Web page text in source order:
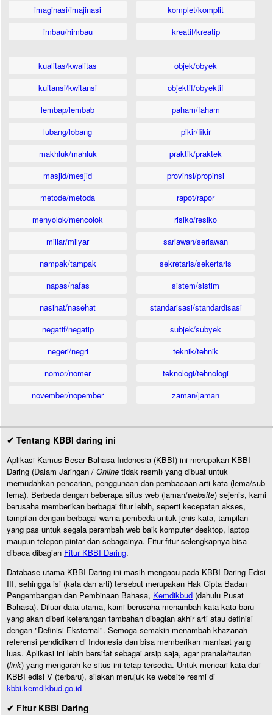
imaginasi/imajinasi
imbau/himbau
komplet/komplit
kreatif/kreatip
kualitas/kwalitas
kuitansi/kwitansi
lembap/lembab
lubang/lobang
makhluk/mahluk
masjid/mesjid
metode/metoda
menyolok/mencolok
miliar/milyar
nampak/tampak
napas/nafas
nasihat/nasehat
negatif/negatip
negeri/negri
nomor/nomer
november/nopember
objek/obyek
objektif/obyektif
paham/faham
pikir/fikir
praktik/praktek
provinsi/propinsi
rapot/rapor
risiko/resiko
sariawan/seriawan
sekretaris/sekertaris
sistem/sistim
standarisasi/standardisasi
subjek/subyek
teknik/tehnik
teknologi/tehnologi
zaman/jaman
✔ Tentang KBBI daring ini
Aplikasi Kamus Besar Bahasa Indonesia (KBBI) ini merupakan KBBI
Daring (Dalam Jaringan / Online tidak resmi) yang dibuat untuk
memudahkan pencarian, penggunaan dan pembacaan arti kata (lema/sub
lema). Berbeda dengan beberapa situs web (laman/website) sejenis, kami
berusaha memberikan berbagai fitur lebih, seperti kecepatan akses,
tampilan dengan berbagai warna pembeda untuk jenis kata, tampilan
yang pas untuk segala perambah web baik komputer desktop, laptop
maupun telepon pintar dan sebagainya. Fitur-fitur selengkapnya bisa
dibaca dibagian Fitur KBBI Daring.
Database utama KBBI Daring ini masih mengacu pada KBBI Daring Edisi
III, sehingga isi (kata dan arti) tersebut merupakan Hak Cipta Badan
Pengembangan dan Pembinaan Bahasa, Kemdikbud (dahulu Pusat
Bahasa). Diluar data utama, kami berusaha menambah kata-kata baru
yang akan diberi keterangan tambahan dibagian akhir arti atau definisi
dengan "Definisi Eksternal". Semoga semakin menambah khazanah
referensi pendidikan di Indonesia dan bisa memberikan manfaat yang
luas. Aplikasi ini lebih bersifat sebagai arsip saja, agar pranala/tautan
(link) yang mengarah ke situs ini tetap tersedia. Untuk mencari kata dari
KBBI edisi V (terbaru), silakan merujuk ke website resmi di
kbbi.kemdikbud.go.id
✔ Fitur KBBI Daring